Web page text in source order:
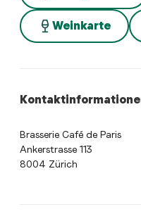
Weinkarte
Brasserie Café de Paris
Ankerstrasse 113
8004 Zürich